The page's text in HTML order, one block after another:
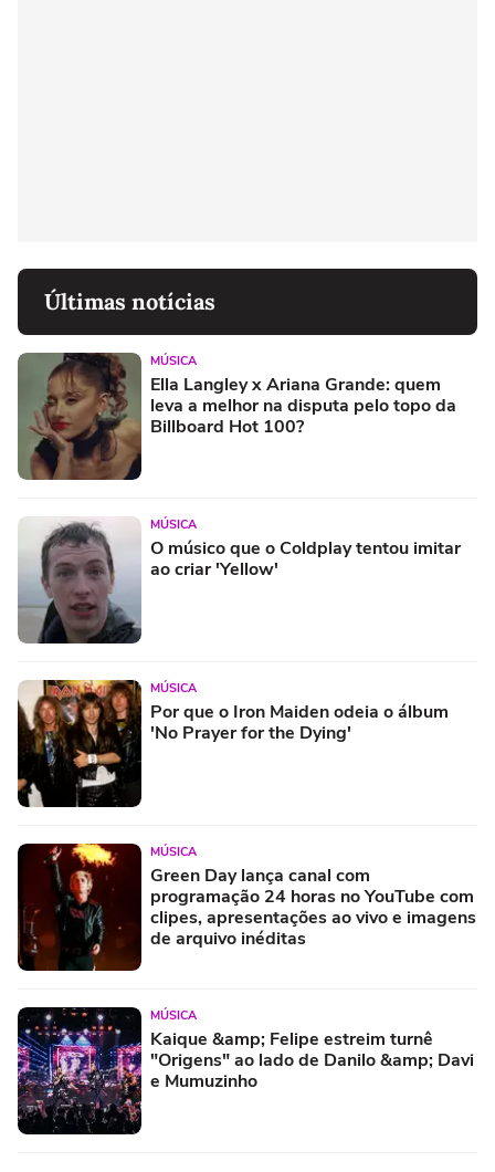
Últimas notícias
MÚSICA
Ella Langley x Ariana Grande: quem
leva a melhor na disputa pelo topo da
Billboard Hot 100?
MÚSICA
O músico que o Coldplay tentou imitar
ao criar 'Yellow'
MÚSICA
Por que o Iron Maiden odeia o álbum
'No Prayer for the Dying'
MÚSICA
Green Day lança canal com
programação 24 horas no YouTube com
clipes, apresentações ao vivo e imagens
de arquivo inéditas
MÚSICA
Kaique &amp; Felipe estreim turnê
"Origens" ao lado de Danilo &amp; Davi
e Mumuzinho